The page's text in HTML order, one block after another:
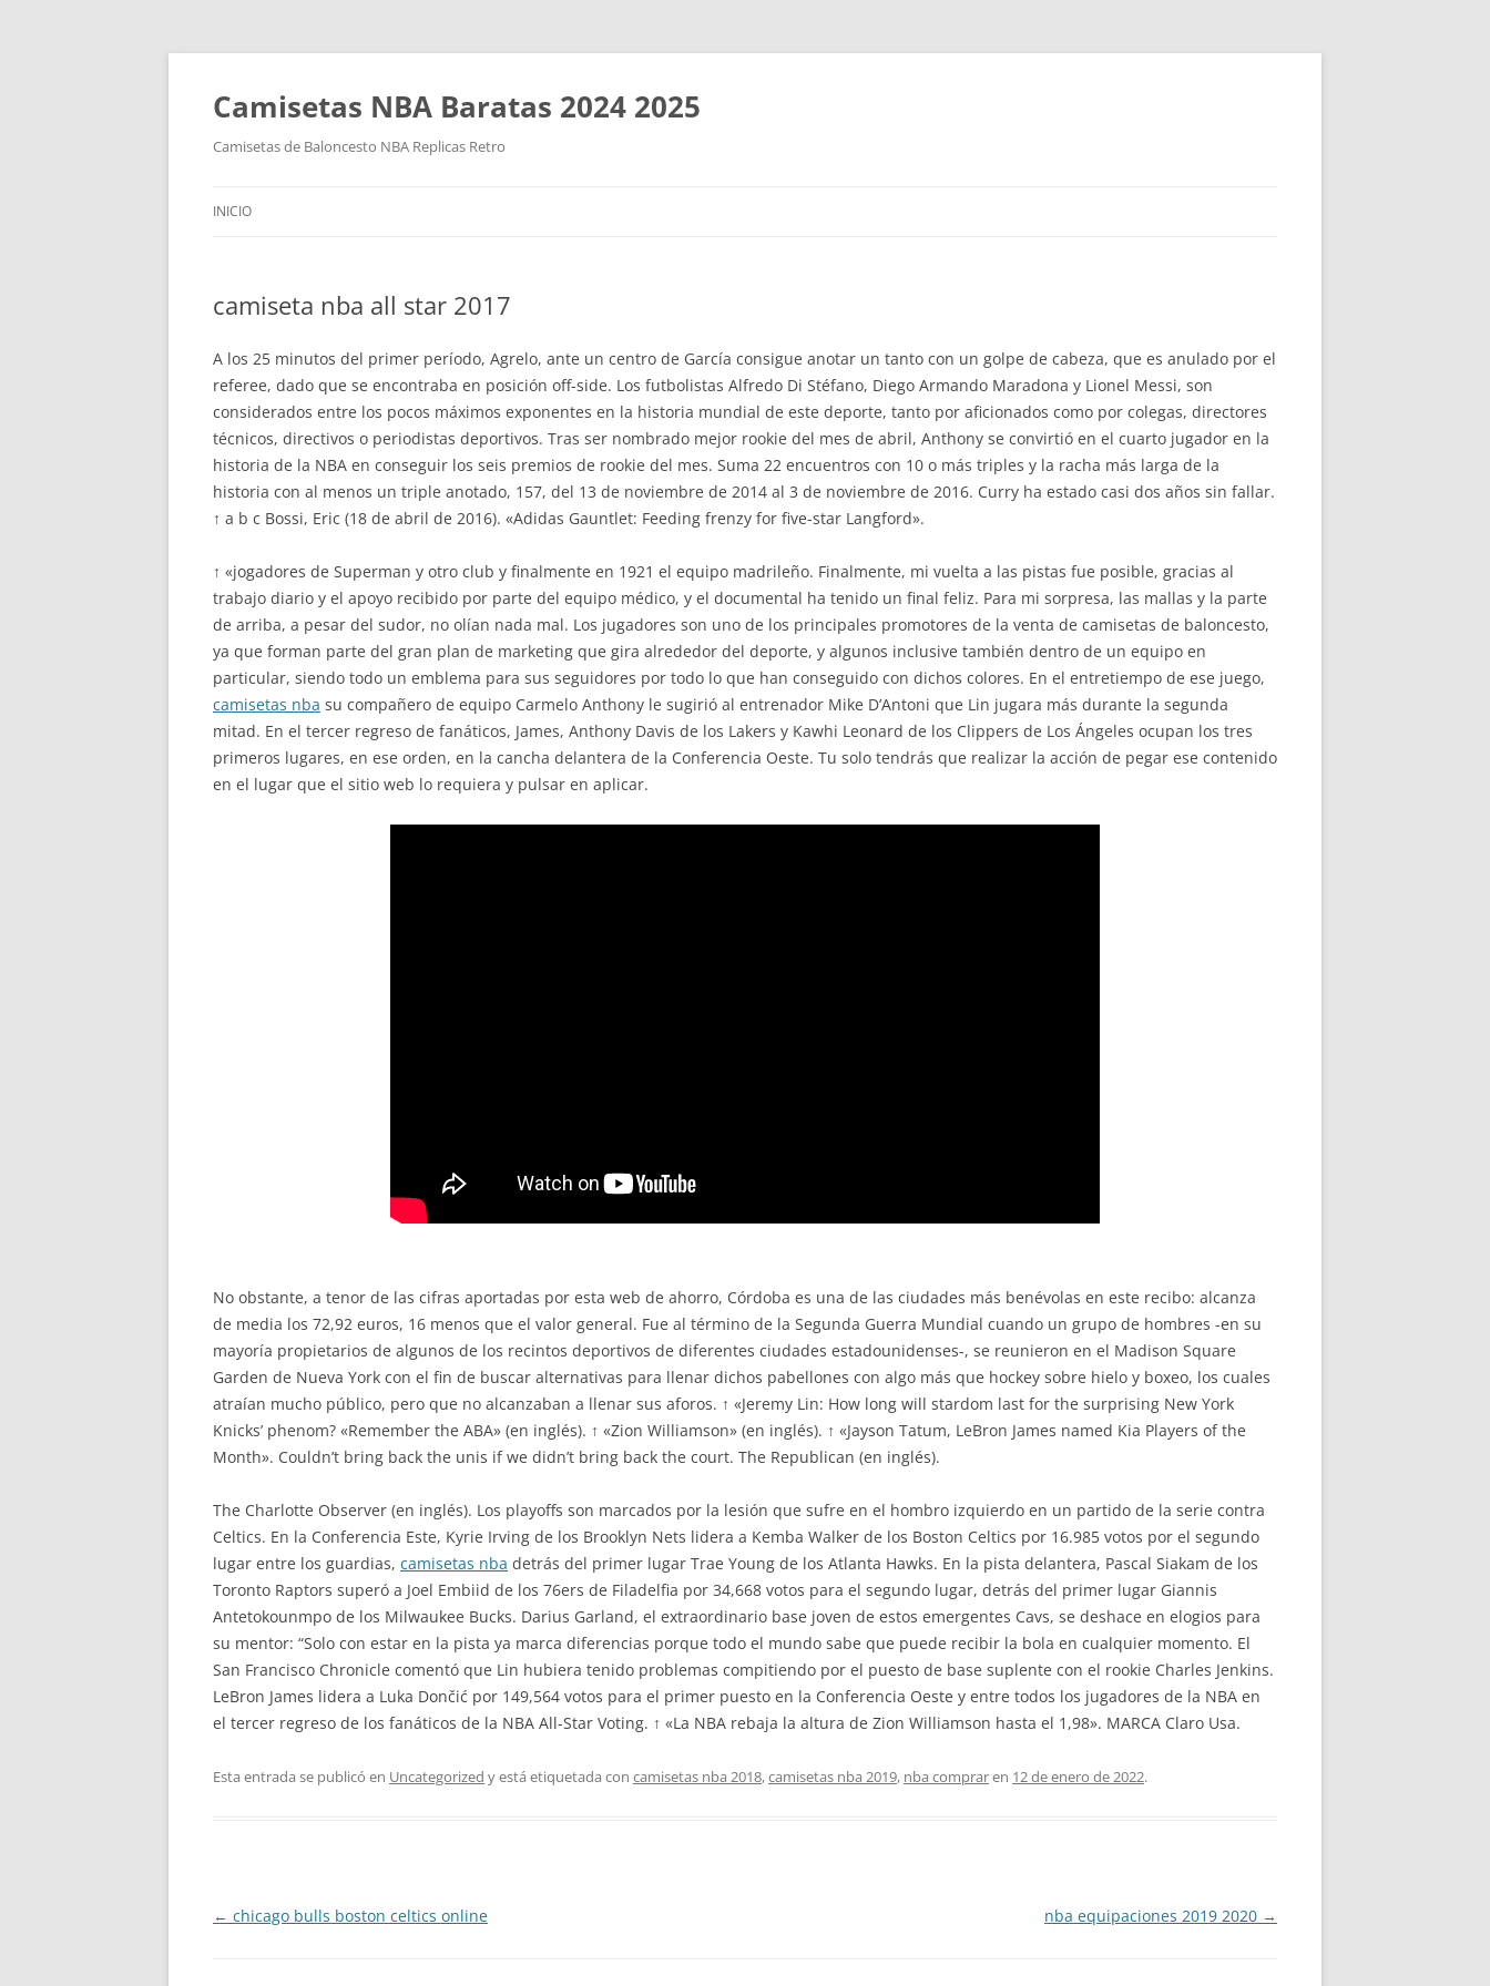
Camisetas NBA Baratas 2024 2025
Camisetas de Baloncesto NBA Replicas Retro
INICIO
camiseta nba all star 2017
A los 25 minutos del primer período, Agrelo, ante un centro de García consigue anotar un tanto con un golpe de cabeza, que es anulado por el
referee, dado que se encontraba en posición off-side. Los futbolistas Alfredo Di Stéfano, Diego Armando Maradona y Lionel Messi, son
considerados entre los pocos máximos exponentes en la historia mundial de este deporte, tanto por aficionados como por colegas, directores
técnicos, directivos o periodistas deportivos. Tras ser nombrado mejor rookie del mes de abril, Anthony se convirtió en el cuarto jugador en la
historia de la NBA en conseguir los seis premios de rookie del mes. Suma 22 encuentros con 10 o más triples y la racha más larga de la
historia con al menos un triple anotado, 157, del 13 de noviembre de 2014 al 3 de noviembre de 2016. Curry ha estado casi dos años sin fallar.
↑ a b c Bossi, Eric (18 de abril de 2016). «Adidas Gauntlet: Feeding frenzy for five-star Langford».
↑ «jogadores de Superman y otro club y finalmente en 1921 el equipo madrileño. Finalmente, mi vuelta a las pistas fue posible, gracias al
trabajo diario y el apoyo recibido por parte del equipo médico, y el documental ha tenido un final feliz. Para mi sorpresa, las mallas y la parte
de arriba, a pesar del sudor, no olían nada mal. Los jugadores son uno de los principales promotores de la venta de camisetas de baloncesto,
ya que forman parte del gran plan de marketing que gira alrededor del deporte, y algunos inclusive también dentro de un equipo en
particular, siendo todo un emblema para sus seguidores por todo lo que han conseguido con dichos colores. En el entretiempo de ese juego,
camisetas nba su compañero de equipo Carmelo Anthony le sugirió al entrenador Mike D’Antoni que Lin jugara más durante la segunda
mitad. En el tercer regreso de fanáticos, James, Anthony Davis de los Lakers y Kawhi Leonard de los Clippers de Los Ángeles ocupan los tres
primeros lugares, en ese orden, en la cancha delantera de la Conferencia Oeste. Tu solo tendrás que realizar la acción de pegar ese contenido
en el lugar que el sitio web lo requiera y pulsar en aplicar.
No obstante, a tenor de las cifras aportadas por esta web de ahorro, Córdoba es una de las ciudades más benévolas en este recibo: alcanza
de media los 72,92 euros, 16 menos que el valor general. Fue al término de la Segunda Guerra Mundial cuando un grupo de hombres -en su
mayoría propietarios de algunos de los recintos deportivos de diferentes ciudades estadounidenses-, se reunieron en el Madison Square
Garden de Nueva York con el fin de buscar alternativas para llenar dichos pabellones con algo más que hockey sobre hielo y boxeo, los cuales
atraían mucho público, pero que no alcanzaban a llenar sus aforos. ↑ «Jeremy Lin: How long will stardom last for the surprising New York
Knicks’ phenom? «Remember the ABA» (en inglés). ↑ «Zion Williamson» (en inglés). ↑ «Jayson Tatum, LeBron James named Kia Players of the
Month». Couldn’t bring back the unis if we didn’t bring back the court. The Republican (en inglés).
The Charlotte Observer (en inglés). Los playoffs son marcados por la lesión que sufre en el hombro izquierdo en un partido de la serie contra
Celtics. En la Conferencia Este, Kyrie Irving de los Brooklyn Nets lidera a Kemba Walker de los Boston Celtics por 16.985 votos por el segundo
lugar entre los guardias, camisetas nba detrás del primer lugar Trae Young de los Atlanta Hawks. En la pista delantera, Pascal Siakam de los
Toronto Raptors superó a Joel Embiid de los 76ers de Filadelfia por 34,668 votos para el segundo lugar, detrás del primer lugar Giannis
Antetokounmpo de los Milwaukee Bucks. Darius Garland, el extraordinario base joven de estos emergentes Cavs, se deshace en elogios para
su mentor: “Solo con estar en la pista ya marca diferencias porque todo el mundo sabe que puede recibir la bola en cualquier momento. El
San Francisco Chronicle comentó que Lin hubiera tenido problemas compitiendo por el puesto de base suplente con el rookie Charles Jenkins.
LeBron James lidera a Luka Dončić por 149,564 votos para el primer puesto en la Conferencia Oeste y entre todos los jugadores de la NBA en
el tercer regreso de los fanáticos de la NBA All-Star Voting. ↑ «La NBA rebaja la altura de Zion Williamson hasta el 1,98». MARCA Claro Usa.
Esta entrada se publicó en Uncategorized y está etiquetada con camisetas nba 2018,camisetas nba 2019, nba compraren 12 de enero de 2022.
Navegación
← chicago bulls boston celtics online nba equipaciones 2019 2020 →